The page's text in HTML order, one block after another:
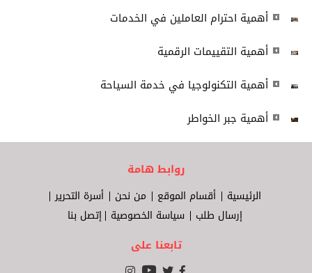
أهمية احترام العاملين في الخدمات
أهمية التقييمات الرقمية
أهمية التكنولوجيا في خدمة السياحة
أهمية جبر الخواطر
روابط هامة
الرئيسية أقسام الموقع من نحن
أسرة التحرير
إرسال طلب
سياسة الخصوصية إتصل بنا
تابعنا على